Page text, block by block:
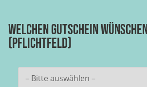
Welchen Gutschein
(Pflichtfeld)